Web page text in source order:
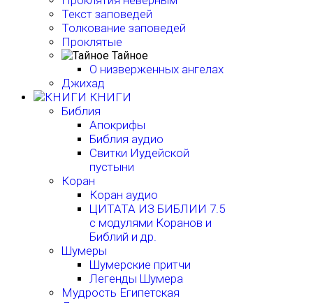
Текст заповедей
Толкование заповедей
Проклятые
Тайное
О низверженных ангелах
Джихад
КНИГИ
Библия
Апокрифы
Библия аудио
Свитки Иудейской
пустыни
Коран
Коран аудио
ЦИТАТА ИЗ БИБЛИИ 7.5
с модулями Коранов и
Библий и др.
Шумеры
Шумерские притчи
Легенды Шумера
Мудрость Египетская